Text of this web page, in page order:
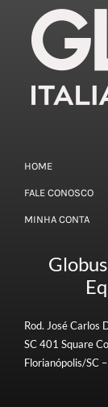
HOME
FALE CONOSCO
MINHA CONTA
Rod. José Carlos
SC 401 Square
Florianópolis/SC